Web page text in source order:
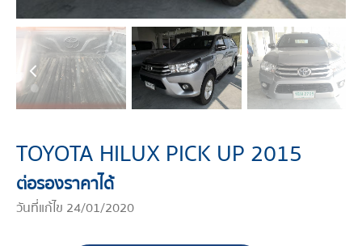
TOYOTA HILUX PICK UP 2015
ต่อรองราคาได้
วันที่แก้ไข 24/01/2020